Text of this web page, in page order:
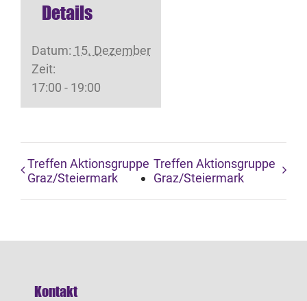
Details
Datum: 15. Dezember
Zeit:
17:00 - 19:00
Treffen Aktionsgruppe
Graz/Steiermark
Treffen Aktionsgruppe
Graz/Steiermark
Kontakt